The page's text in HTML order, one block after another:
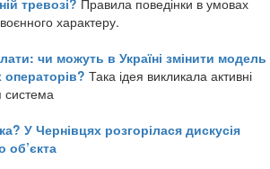
характеру.
чи можуть в Україні змінити модель
Така ідея викликала активні
система
У Чернівцях розгорілася дискусія
об’єкта